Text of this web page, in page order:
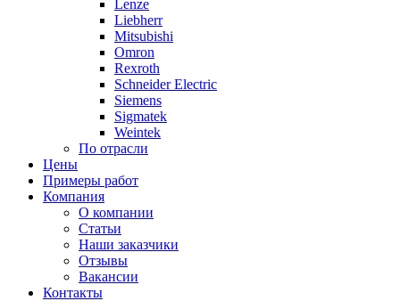
Lenze
Liebherr
Mitsubishi
Omron
Rexroth
Schneider Electric
Siemens
Sigmatek
Weintek
По отрасли
Цены
Примеры работ
Компания
О компании
Статьи
Наши заказчики
Отзывы
Вакансии
Контакты